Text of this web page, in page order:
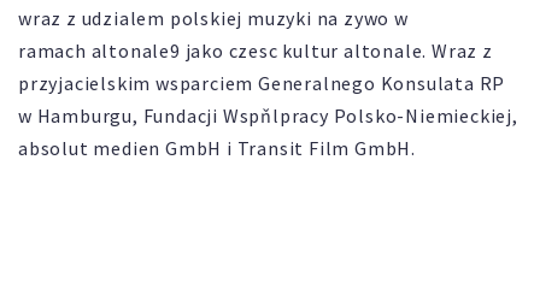
wraz z udzialem polskiej muzyki na zywo w
ramach altonale9 jako czesc kultur altonale. Wraz z
przyjacielskim wsparciem Generalnego Konsulata RP
w Hamburgu, Fundacji Wspňlpracy Polsko-Niemieckiej,
absolut medien GmbH i Transit Film GmbH.